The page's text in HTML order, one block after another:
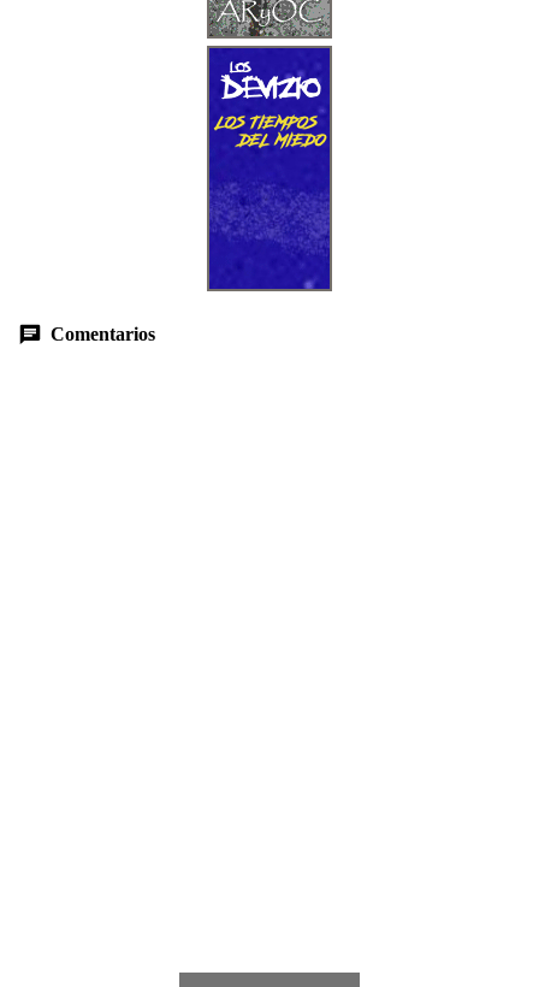
Comentarios